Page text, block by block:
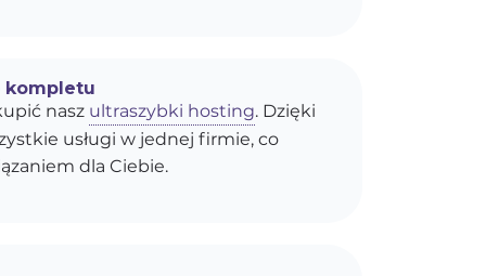
kompletu
nasz ultraszybki hosting. Dzięki
usługi w jednej firmie, co
dla Ciebie.